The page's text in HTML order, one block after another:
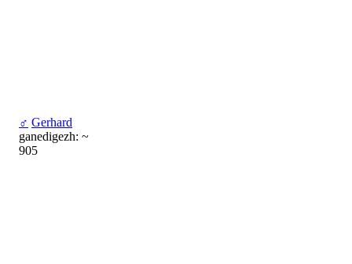
♂ Gerhard
ganedigezh: ~
905